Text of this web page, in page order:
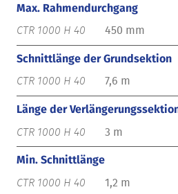
Max. Rahmendurchgang
450 mm
Schnittlänge der Grundsektion
7,6 m
Länge der
3 m
Min. Schnittlänge
1,2 m